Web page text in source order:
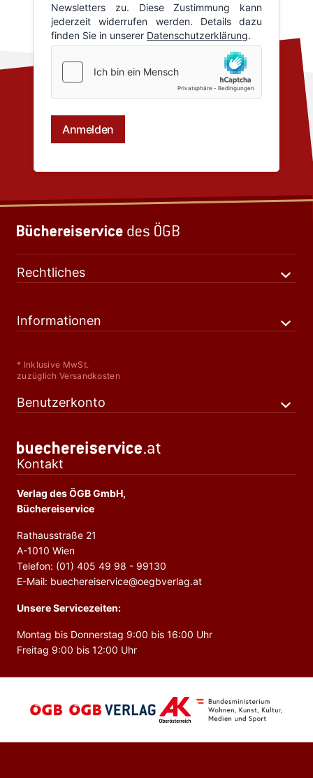
Rechtliches
Informationen
* Inklusive MwSt.
zuzüglich Versandkosten
Benutzerkonto
Kontakt
Verlag des ÖGB GmbH,
Büchereiservice
Rathausstraße 21
A-1010 Wien
Telefon: (01) 405 49 98 - 99130
E-Mail: buechereiservice@oegbverlag.at
Unsere Servicezeiten:
Montag bis Donnerstag 9:00 bis 16:00 Uhr
Freitag 9:00 bis 12:00 Uhr